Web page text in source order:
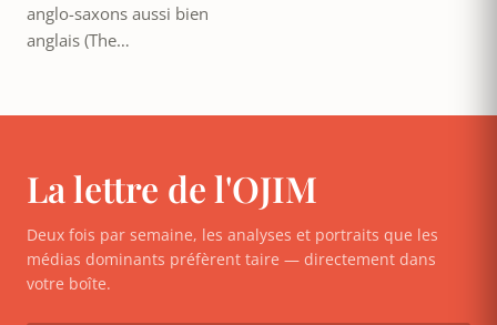
anglo-saxons aussi bien
anglais (The…
La lettre de l'OJIM
Deux fois par semaine, les analyses et portraits que les
médias dominants préfèrent taire — directement dans
votre boîte.